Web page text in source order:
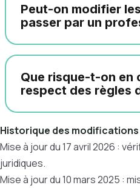
Peut-on modifier
passer par un
Que risque-t-on en
respect des règles
Historique des modifications
Mise à jour du 17 avril 2026 :
juridiques.
Mise à jour du 10 mars 2025 :